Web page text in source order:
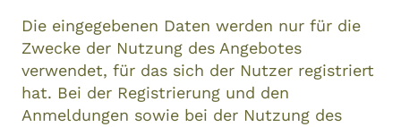
Die eingegebenen Daten werden nur für die
Zwecke der Nutzung des Angebotes
verwendet, für das sich der Nutzer registriert
hat. Bei der Registrierung und den
Anmeldungen sowie bei der Nutzung des